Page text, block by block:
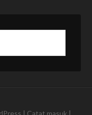
| Catat masuk |